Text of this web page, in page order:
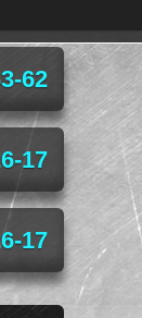
62
17
17